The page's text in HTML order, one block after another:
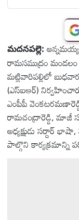
టెక్నాలజీ
స్పెషల్స్
కెరీర్ &
ఉద్యోగాలు
లైవ్
మదనపల్లె:
రామసముద్రం
మట్లివారిపల్లిలో
(ఎస్‌ఐఆర్)
ఎంపీపీ
రామచంద్రారెడ్డి, మాజీ
అధ్యక్షుడు సర్దార్
పాల్గొని కార్యక్రమాన్ని